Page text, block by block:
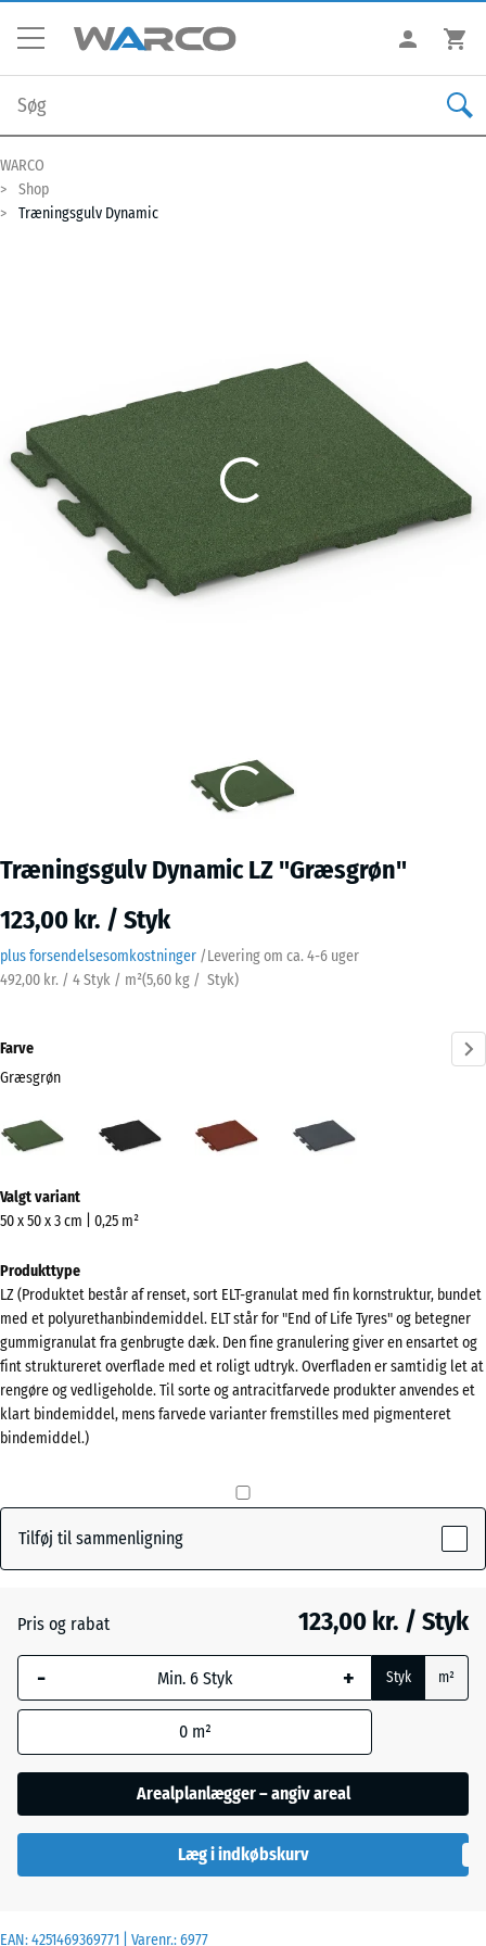
WARCO
Shop
Træningsgulv Dynamic
Træningsgulv Dynamic LZ "Græsgrøn"
123,00 kr. / Styk
plus forsendelsesomkostninger /Levering om ca. 4-6 uger
492,00 kr. / 4 Styk / m²(5,60 kg / Styk)
EAN:4251469369771 | Varenr.:6977
Farve
Græsgrøn
(active)
Murstenrød
information
om
farverne?
Vis
farvepalette
Græsgrøn(active)
Antracit
Murstenrød - 12,00 kr.
Skifergrå
Valgt variant
50 x 50 x 3 cm | 0,25 m²
Produkttype
LZ (Produktet består af renset, sort ELT-granulat med fin kornstruktur, bundet
med et polyurethanbindemiddel. ELT står for "End of Life Tyres" og betegner
gummigranulat fra genbrugte dæk. Den fine granulering giver en ensartet og
fint struktureret overflade med et roligt udtryk. Overfladen er samtidig let at
rengøre og vedligeholde. Til sorte og antracitfarvede produkter anvendes et
klart bindemiddel, mens farvede varianter fremstilles med pigmenteret
bindemiddel.)
Tilføj til sammenligning
Pris og rabat 123,00 kr. / Styk
- + Styk m²
0 m²
Arealplanlægger – angiv areal
Læg i indkøbskurv